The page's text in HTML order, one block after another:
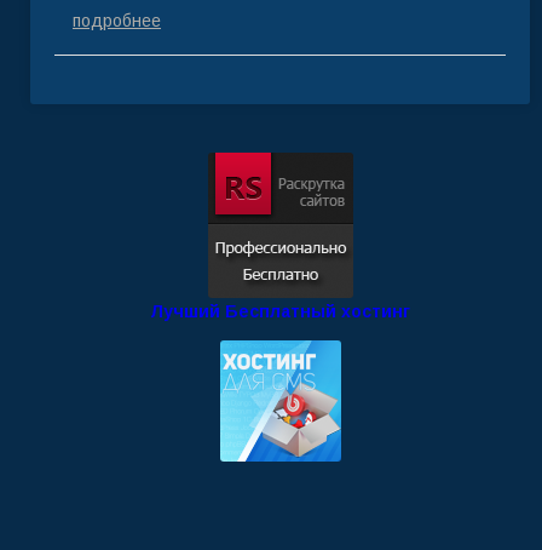
подробнее
Лучший Бесплатный хостинг